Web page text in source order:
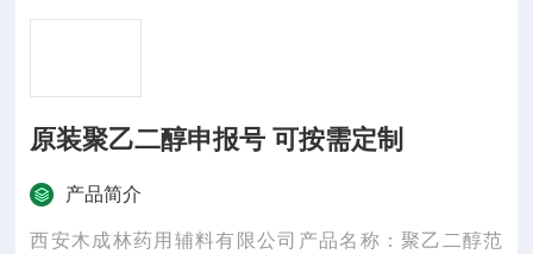
原装聚乙二醇申报号 可按需定制
产品简介
西安木成林药用辅料有限公司产品名称：聚乙二醇范